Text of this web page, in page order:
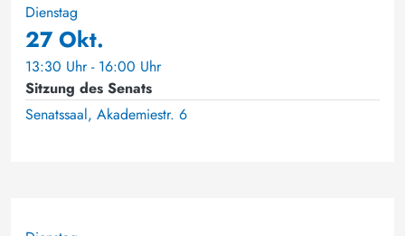
Dienstag
27 Okt.
13:30 Uhr - 16:00 Uhr
Sitzung des Senats
Senatssaal, Akademiestr. 6